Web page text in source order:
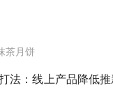
茶月饼
法 ：线上产品降低